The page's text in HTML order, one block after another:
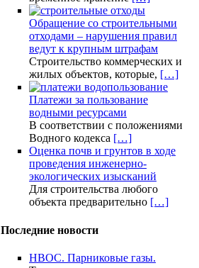
Обращение со строительными
отходами – нарушения правил
ведут к крупным штрафам
Строительство коммерческих и
жилых объектов, которые, […]
Платежи за пользование
водными ресурсами
В соответствии с положениями
Водного кодекса […]
Оценка почв и грунтов в ходе
проведения инженерно-
экологических изысканий
Для строительства любого
объекта предварительно […]
Последние новости
НВОС. Парниковые газы.